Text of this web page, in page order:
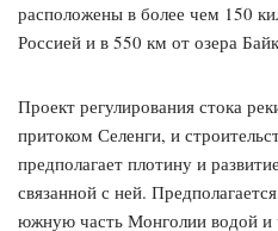
расположены в более чем 150
Россией и в 550 км от озера
Проект регулирования стока
притоком Селенги, и
предполагает плотину и
связанной с ней.
южную часть Монголии водой и